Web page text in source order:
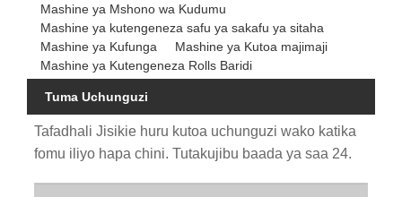
Mashine ya Mshono wa Kudumu
Mashine ya kutengeneza safu ya sakafu ya sitaha
Mashine ya Kufunga
Mashine ya Kutoa majimaji
Mashine ya Kutengeneza Rolls Baridi
Tuma Uchunguzi
Tafadhali Jisikie huru kutoa uchunguzi wako katika
fomu iliyo hapa chini. Tutakujibu baada ya saa 24.